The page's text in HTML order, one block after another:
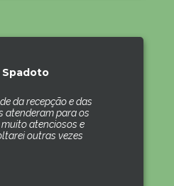
Spadoto
da recepção e das
atenderam para os
atenciosos e
outras vezes